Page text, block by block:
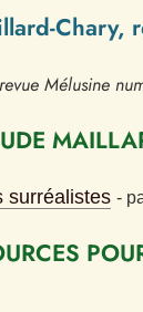
Mélusine
surréalistes -